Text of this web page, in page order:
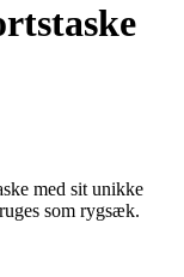
med sit unikke
som rygsæk.